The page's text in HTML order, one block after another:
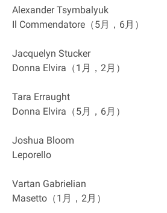
Alexander Tsymbalyuk
Il Commendatore（5月，6月）
Jacquelyn Stucker
Donna Elvira（1月，2月）
Tara Erraught
Donna Elvira（5月，6月）
Joshua Bloom
Leporello
Vartan Gabrielian
Masetto（1月，2月）